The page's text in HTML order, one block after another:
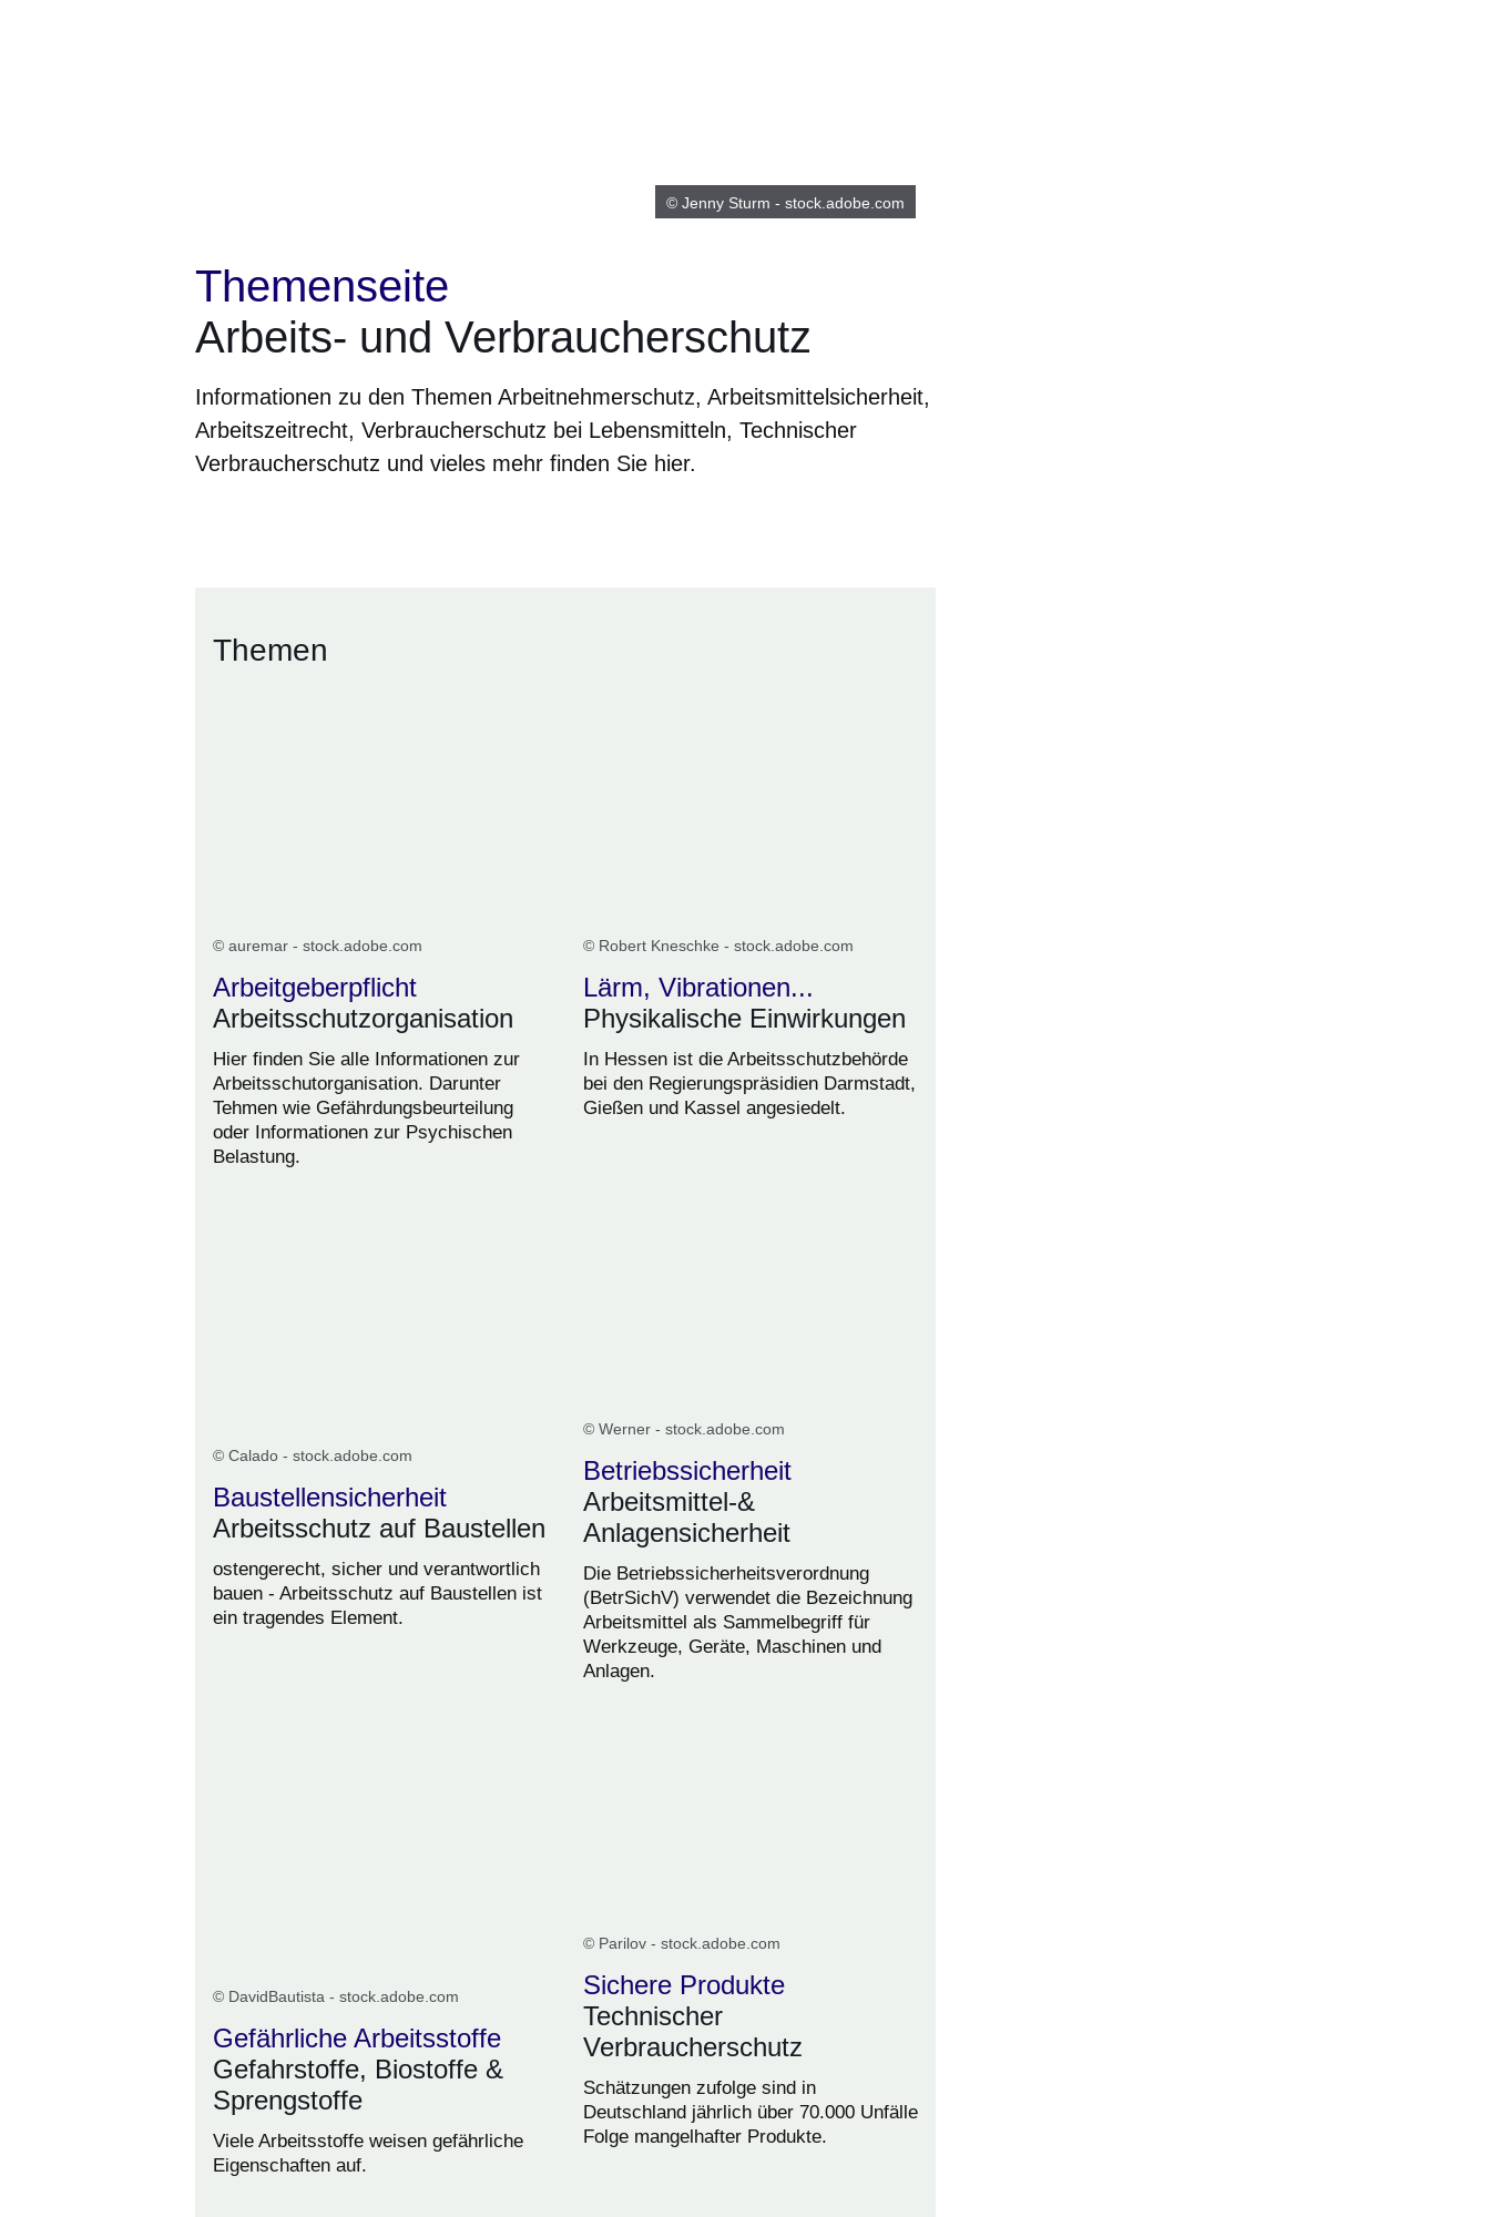
© Jenny Sturm - stock.adobe.com
Themenseite
Arbeits- und Verbraucherschutz
Informationen zu den Themen Arbeitnehmerschutz, Arbeitsmittelsicherheit,
Arbeitszeitrecht, Verbraucherschutz bei Lebensmitteln, Technischer
Verbraucherschutz und vieles mehr finden Sie hier.
Themen
© auremar - stock.adobe.com
Arbeitgeberpflicht
Arbeitsschutzorganisation
Hier finden Sie alle Informationen zur
Arbeitsschutorganisation. Darunter
Tehmen wie Gefährdungsbeurteilung
oder Informationen zur Psychischen
Belastung.
© Robert Kneschke - stock.adobe.com
Lärm, Vibrationen...
Physikalische Einwirkungen
In Hessen ist die Arbeitsschutzbehörde
bei den Regierungspräsidien Darmstadt,
Gießen und Kassel angesiedelt.
© Calado - stock.adobe.com
Baustellensicherheit
Arbeitsschutz auf Baustellen
ostengerecht, sicher und verantwortlich
bauen - Arbeitsschutz auf Baustellen ist
ein tragendes Element.
© Werner - stock.adobe.com
Betriebssicherheit
Arbeitsmittel-&
Anlagensicherheit
Die Betriebssicherheitsverordnung
(BetrSichV) verwendet die Bezeichnung
Arbeitsmittel als Sammelbegriff für
Werkzeuge, Geräte, Maschinen und
Anlagen.
© DavidBautista - stock.adobe.com
Gefährliche Arbeitsstoffe
Gefahrstoffe, Biostoffe &
Sprengstoffe
Viele Arbeitsstoffe weisen gefährliche
Eigenschaften auf.
© Parilov - stock.adobe.com
Sichere Produkte
Technischer
Verbraucherschutz
Schätzungen zufolge sind in
Deutschland jährlich über 70.000 Unfälle
Folge mangelhafter Produkte.